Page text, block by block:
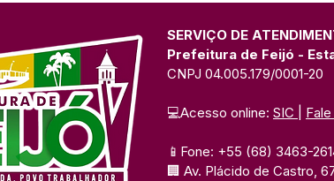
SERVIÇO DE
Prefeitura de Feijó -
CNPJ 04.005.179/0001-20
💻Acesso online: SIC
📱Fone: +55 (68) 3463-
🏢 Av. Plácido de Castro,